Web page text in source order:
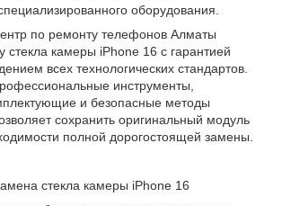
оборудования.
по ремонту телефонов Алматы
стекла камеры iPhone 16 с гарантией
всех технологических стандартов.
инструменты,
и безопасные методы
сохранить оригинальный модуль
полной дорогостоящей замены.
стекла камеры iPhone 16